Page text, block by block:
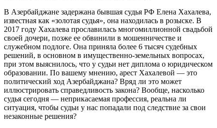
В Азербайджане задержана бывшая судья РФ Елена Хахалева,
известная как «золотая судья», она находилась в розыске. В
2017 году Хахалева прославилась многомиллионной свадьбой
своей дочери, позже ее обвинили в мошенничестве и
служебном подлоге. Она приняла более 6 тысяч судебных
решений, в основном в имущественно-земельных вопросах,
при этом выяснилось, что у судьи нет диплома о юридическом
образовании. По вашему мнению, арест Хахалевой — это
политический ход Азербайджана? Вряд ли это может
иллюстрировать справедливость закона? Вообще, насколько
судья сегодня — неприкасаемая профессия, реальна ли
ситуация, чтобы судьи у нас попадали под следствие за свои
незаконные решения?